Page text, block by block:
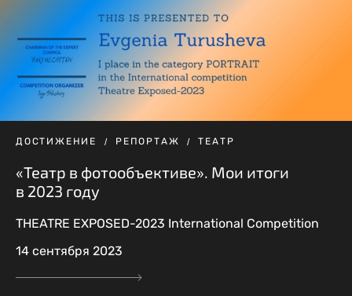
ДОСТИЖЕНИЕ РЕПОРТАЖ ТЕАТР
«Театр в фотообъективе». Мои итоги
в 2023 году
THEATRE EXPOSED-2023 International Competition
14 сентября 2023